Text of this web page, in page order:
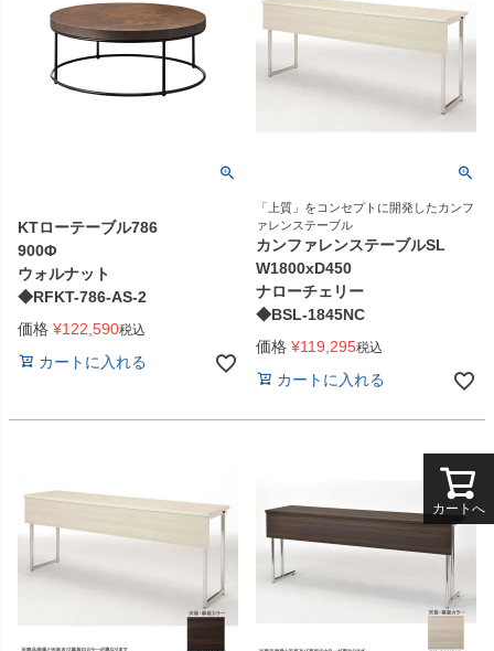
KTローテーブル786
900Φ
ウォルナット
◆RFKT-786-AS-2
価格 ¥122,590税込
カートに入れる
「上質」をコンセプトに開発したカンフ
ァレンステーブル
カンファレンステーブルSL
W1800xD450
ナローチェリー
◆BSL-1845NC
価格 ¥119,295税込
カートに入れる
カートへ